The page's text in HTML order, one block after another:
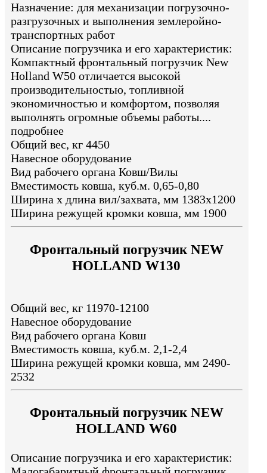
Назначение: для механизации погрузочно-
разгрузочных и выполнения землеройно-
транспортных работ
Описание погрузчика и его характеристик:
Компактный фронтальный погрузчик New
Holland W50 отличается высокой
производительностью, топливной
экономичностью и комфортом, позволяя
выполнять огромные объемы работы....
подробнее
Общий вес, кг 4450
Навесное оборудование
Вид рабочего органа Ковш/Вилы
Вместимость ковша, куб.м. 0,65-0,80
Ширина х длина вил/захвата, мм 1383x1200
Ширина режущей кромки ковша, мм 1900
Фронтальный погрузчик NEW
HOLLAND W130
Общий вес, кг 11970-12100
Навесное оборудование
Вид рабочего органа Ковш
Вместимость ковша, куб.м. 2,1-2,4
Ширина режущей кромки ковша, мм 2490-
2532
Фронтальный погрузчик NEW
HOLLAND W60
Описание погрузчика и его характеристик: